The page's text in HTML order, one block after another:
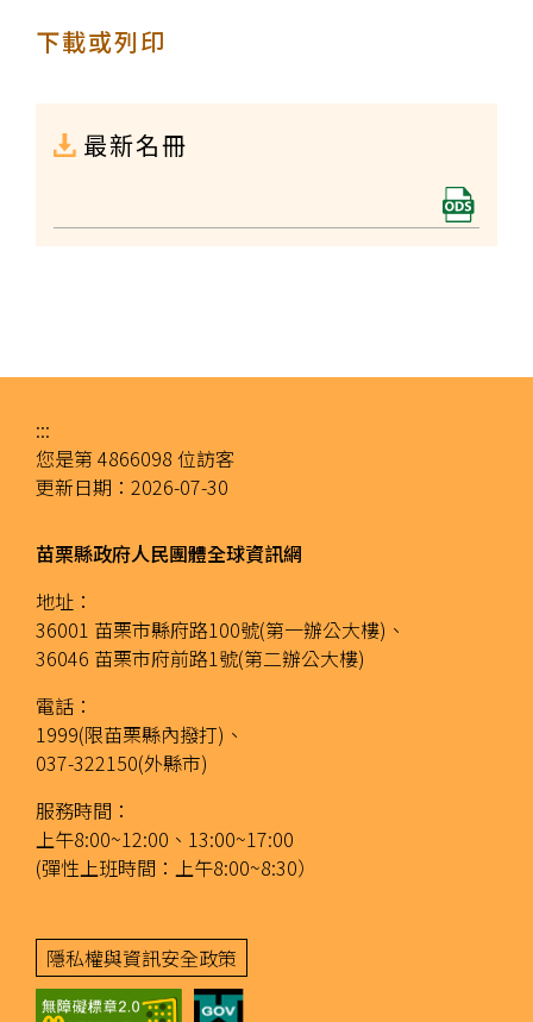
下載或列印
最新名冊
:::
您是第 4866098 位訪客
更新日期： 2026-07-30
苗栗縣政府人民團體全球資訊網
地址：
36001 苗栗市縣府路100號(第一辦公大樓)、
36046 苗栗市府前路1號(第二辦公大樓)
電話：
1999(限苗栗縣內撥打)、
037-322150(外縣市)
服務時間：
上午8:00~12:00、13:00~17:00
(彈性上班時間：上午8:00~8:30）
隱私權與資訊安全政策